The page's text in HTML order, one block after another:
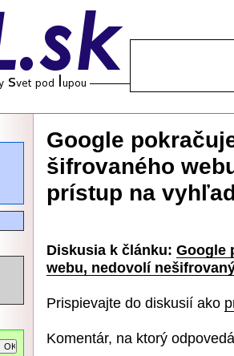
Google
šifrovaného
prístup na
Diskusia k článku: Google
webu, nedovolí
Prispievajte do diskusií ako
Komentár, na ktorý